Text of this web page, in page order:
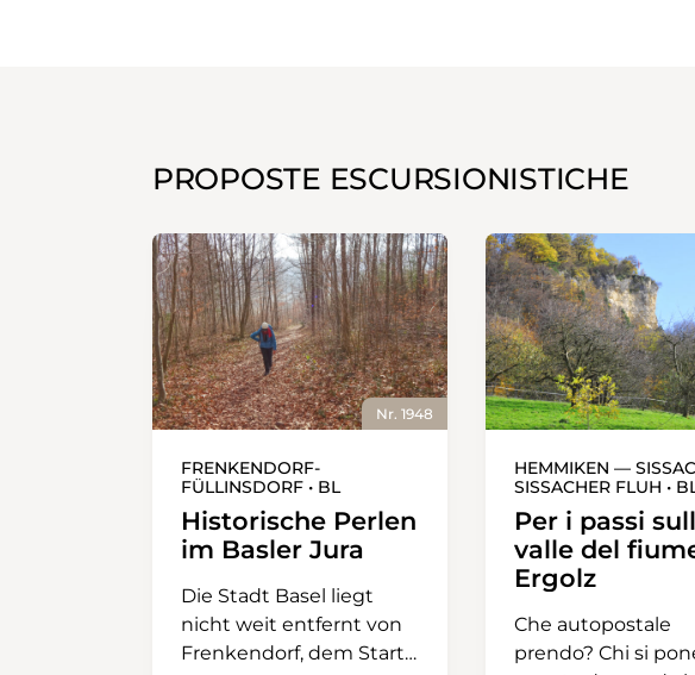
PROPOSTE ESCURSIONISTICHE
Nr. 1948
FRENKENDORF-
FÜLLINSDORF • BL
Historische Perlen
im Basler Jura
Die Stadt Basel liegt
nicht weit entfernt von
Frenkendorf, dem Start
HEMMIKEN —
SISSACHER FLUH •
Per i passi
valle del
Ergolz
Che autopostale
prendo? Chi si